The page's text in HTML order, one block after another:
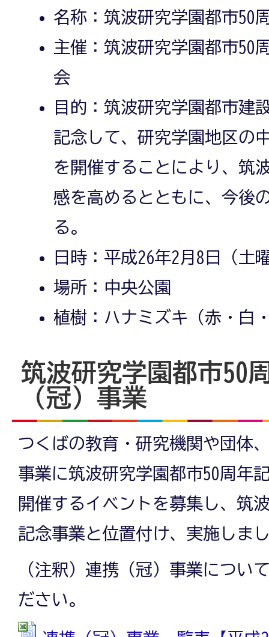
名称：筑波研究学園都市50
主催：筑波研究学園都市50
会
目的：筑波研究学園都市建
記念して、研究学園地区の
を開催することにより、筑
感を高めるとともに、今後
る。
日時：平成26年2月8日（土
場所：中央公園
植樹：ハナミズキ（赤・白
筑波研究学園都市50
（冠）事業
つくばの教育・研究機関や団体
事業に筑波研究学園都市50周年
開催するイベントを募集し、筑
記念事業と位置付け、実施しま
（注釈）連携（冠）事業につい
ださい。